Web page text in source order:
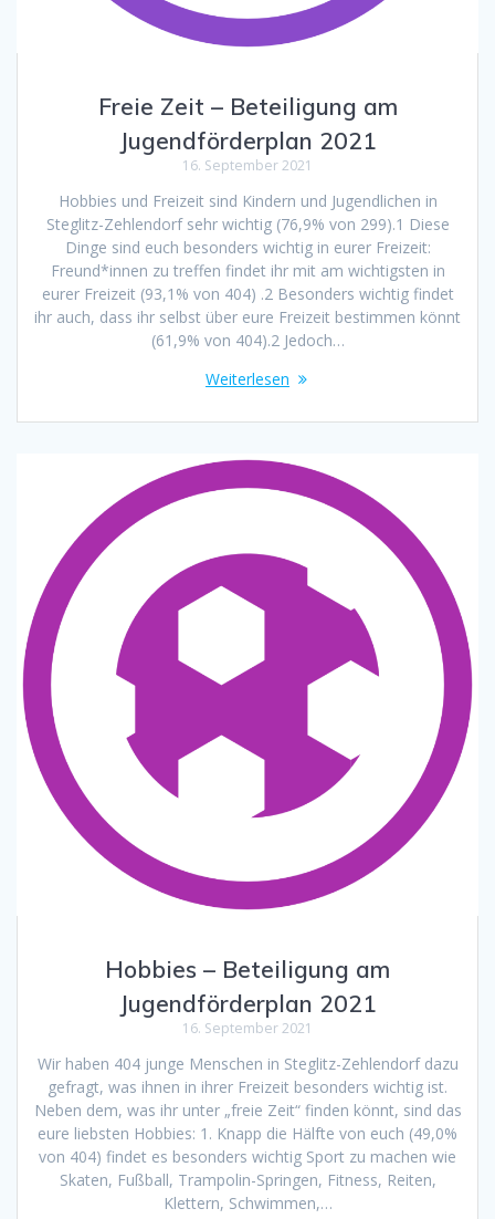
Freie Zeit – Beteiligung am
Jugendförderplan 2021
16. September 2021
Hobbies und Freizeit sind Kindern und Jugendlichen in
Steglitz-Zehlendorf sehr wichtig (76,9% von 299).1 Diese
Dinge sind euch besonders wichtig in eurer Freizeit:
Freund*innen zu treffen findet ihr mit am wichtigsten in
eurer Freizeit (93,1% von 404) .2 Besonders wichtig findet
ihr auch, dass ihr selbst über eure Freizeit bestimmen könnt
(61,9% von 404).2 Jedoch…
Weiterlesen
Hobbies – Beteiligung am
Jugendförderplan 2021
16. September 2021
Wir haben 404 junge Menschen in Steglitz-Zehlendorf dazu
gefragt, was ihnen in ihrer Freizeit besonders wichtig ist.
Neben dem, was ihr unter „freie Zeit“ finden könnt, sind das
eure liebsten Hobbies: 1. Knapp die Hälfte von euch (49,0%
von 404) findet es besonders wichtig Sport zu machen wie
Skaten, Fußball, Trampolin-Springen, Fitness, Reiten,
Klettern, Schwimmen,…